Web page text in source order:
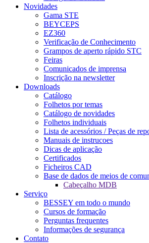
Novidades
Gama STE
BEYCEPS
EZ360
Verificação de Conhecimento
Grampos de aperto rápido STC
Feiras
Comunicados de imprensa
Inscrição na newsletter
Downloads
Catálogo
Folhetos por temas
Catálogo de novidades
Folhetos individuais
Lista de acessórios / Peças de
Manuais de instrucoes
Dicas de aplicação
Certificados
Ficheiros CAD
Base de dados de meios de
Cabeçalho MDB
Serviço
BESSEY em todo o mundo
Cursos de formação
Perguntas frequentes
Informações de segurança
Contato